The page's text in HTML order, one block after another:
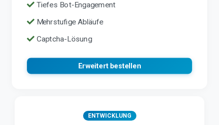
Tiefes Bot-Engagement
Mehrstufige Abläufe
Captcha-Lösung
Erweitert bestellen
ENTWICKLUNG